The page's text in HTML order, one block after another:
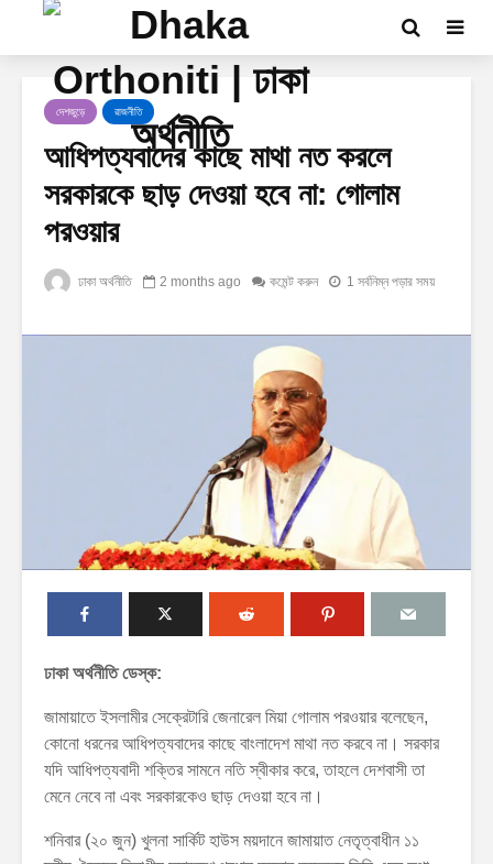
দেশজুড়ে রাজনীতি
আধিপত্যবাদের কাছে মাথা নত করলে
সরকারকে ছাড় দেওয়া হবে না: গোলাম
পরওয়ার
ঢাকা অর্থনীতি 2 months ago কমেন্ট করুন 1 সর্বনিম্ন পড়ার সময়
ঢাকা অর্থনীতি ডেস্ক:
জামায়াতে ইসলামীর সেক্রেটারি জেনারেল মিয়া গোলাম পরওয়ার বলেছেন,
কোনো ধরনের আধিপত্যবাদের কাছে বাংলাদেশ মাথা নত করবে না। সরকার
যদি আধিপত্যবাদী শক্তির সামনে নতি স্বীকার করে, তাহলে দেশবাসী তা
মেনে নেবে না এবং সরকারকেও ছাড় দেওয়া হবে না।
শনিবার (২০ জুন) খুলনা সার্কিট হাউস ময়দানে জামায়াত নেতৃত্বাধীন ১১